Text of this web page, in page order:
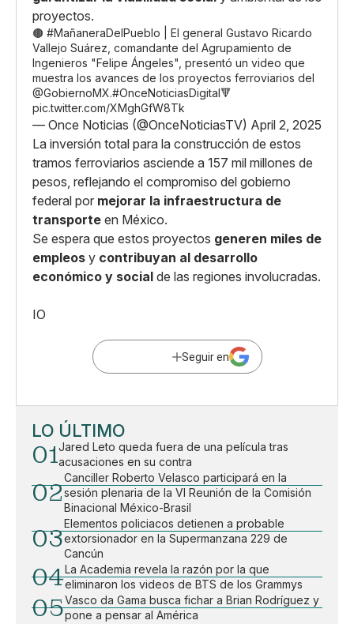
proyectos.
🟤 #MañaneraDelPueblo | El general Gustavo Ricardo
Vallejo Suárez, comandante del Agrupamiento de
Ingenieros "Felipe Ángeles", presentó un video que
muestra los avances de los proyectos ferroviarios del
@GobiernoMX.#OnceNoticiasDigital🔻
pic.twitter.com/XMghGfW8Tk
— Once Noticias (@OnceNoticiasTV) April 2, 2025
La inversión total para la construcción de estos
tramos ferroviarios asciende a 157 mil millones de
pesos, reflejando el compromiso del gobierno
federal por mejorar la infraestructura de
transporte en México.
Se espera que estos proyectos generen miles de
empleos y contribuyan al desarrollo
económico y social de las regiones involucradas.
IO
Seguir en
LO ÚLTIMO
01Jared Leto queda fuera de una película tras
acusaciones en su contra
02
Canciller Roberto Velasco participará en la
sesión plenaria de la VI Reunión de la Comisión
Binacional México-Brasil
03
Elementos policiacos detienen a probable
extorsionador en la Supermanzana 229 de
Cancún
04La Academia revela la razón por la que
eliminaron los videos de BTS de los Grammys
05Vasco da Gama busca fichar a Brian Rodríguez y
pone a pensar al América